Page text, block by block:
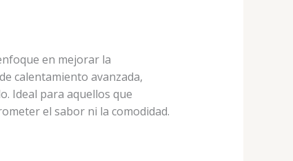
en mejorar la
calentamiento avanzada,
Ideal para aquellos que
el sabor ni la comodidad.